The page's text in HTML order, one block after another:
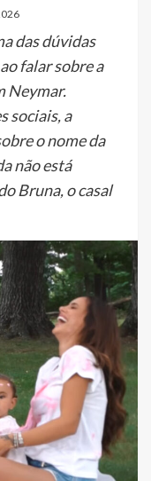
das dúvidas
falar sobre a
Neymar.
sociais, a
o nome da
não está
Bruna, o casal